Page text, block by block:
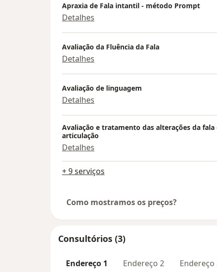
Apraxia de Fala intantil - método Prompt
Detalhes
Avaliação da Fluência da Fala
Detalhes
Avaliação de linguagem
Detalhes
Avaliação e tratamento das alterações da fala
articulação
Detalhes
+ 9 serviços
Como mostramos os preços?
Consultórios (3)
Endereço 1 Endereço 2 Endereço